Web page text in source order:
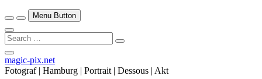
Menu Button
Search
…
Close
Side
Menu
magic-pix.net
Fotograf | Hamburg | Portrait | Dessous | Akt